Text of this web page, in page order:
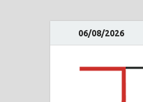
06/08/2026